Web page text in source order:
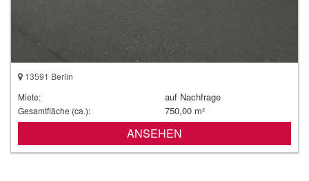
13591 Berlin
Miete:
auf Nachfrage
Gesamtfläche (ca.): 750,00 m²
ANSEHEN